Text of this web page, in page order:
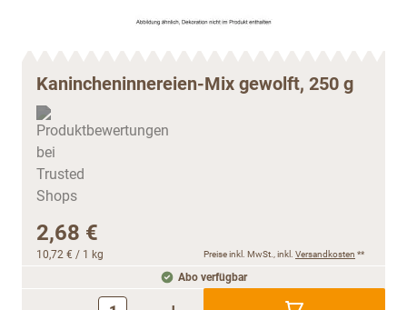
Kanincheninnereien-Mix gewolft, 250 g
2,68 €
10,72 € / 1 kg Preise inkl. MwSt., inkl. Versandkosten **
Abo verfügbar